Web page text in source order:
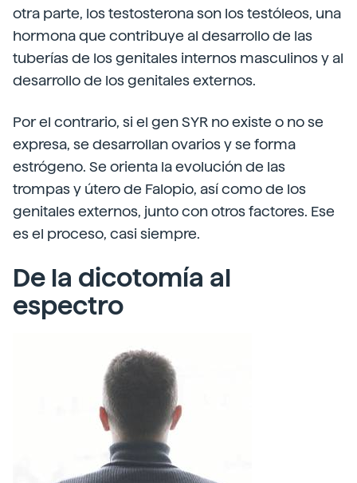
otra parte, los testosterona son los testóleos, una
hormona que contribuye al desarrollo de las
tuberías de los genitales internos masculinos y al
desarrollo de los genitales externos.
Por el contrario, si el gen SYR no existe o no se
expresa, se desarrollan ovarios y se forma
estrógeno. Se orienta la evolución de las
trompas y útero de Falopio, así como de los
genitales externos, junto con otros factores. Ese
es el proceso, casi siempre.
De la dicotomía al
espectro